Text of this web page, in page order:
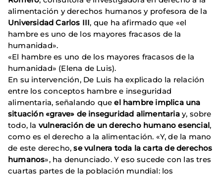
alimentación y derechos humanos y profesora de la
Universidad Carlos III, que ha afirmado que «el
hambre es uno de los mayores fracasos de la
humanidad».
«El hambre es uno de los mayores fracasos de la
humanidad» (Elena de Luis).
En su intervención, De Luis ha explicado la relación
entre los conceptos hambre e inseguridad
alimentaria, señalando queel hambre implica una
situación «grave» de inseguridad alimentariay, sobre
todo, la vulneración de un derecho humano esencial,
como es el derecho a la alimentación. «Y, de la mano
de este derecho,se vulnera toda la carta de derechos
humanos», ha denunciado. Y eso sucede con las tres
cuartas partes de la población mundial: los